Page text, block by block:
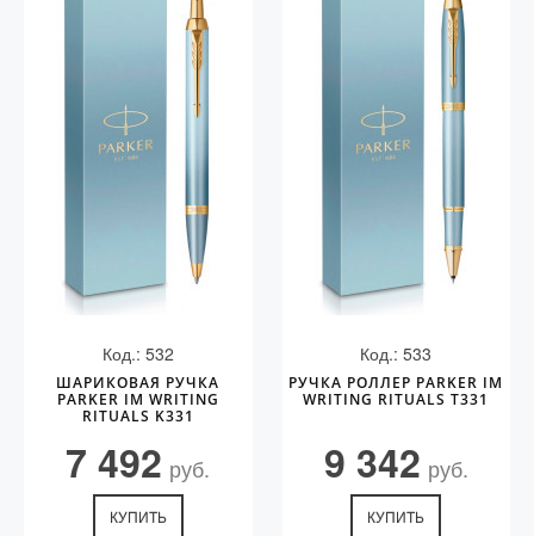
Код.: 532
ШАРИКОВАЯ РУЧКА
PARKER IM WRITING
RITUALS K331
7 492 руб.
КУПИТЬ
Код.: 533
РУЧКА РОЛЛЕР PARKER IM
WRITING RITUALS T331
9 342 руб.
КУПИТЬ